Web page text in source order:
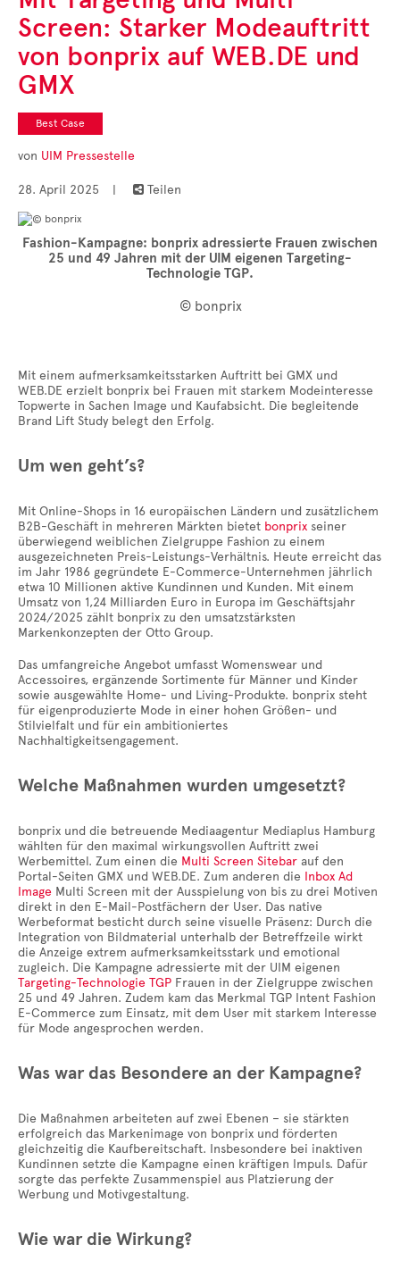
Cases
• Themen-Serien
• Kurzinterviews
Screen: Starker Modeauftritt
von bonprix auf WEB.DE und
GMX
Best Case
von UIM Pressestelle
28. April 2025 |  Teilen
Fashion-Kampagne: bonprix adressierte Frauen zwischen
25 und 49 Jahren mit der UIM eigenen Targeting-
Technologie TGP.
© bonprix
Mit einem aufmerksamkeitsstarken Auftritt bei GMX und
WEB.DE erzielt bonprix bei Frauen mit starkem Modeinteresse
Topwerte in Sachen Image und Kaufabsicht. Die begleitende
Brand Lift Study belegt den Erfolg.
Um wen geht’s?
Mit Online-Shops in 16 europäischen Ländern und zusätzlichem
B2B-Geschäft in mehreren Märkten bietet bonprix seiner
überwiegend weiblichen Zielgruppe Fashion zu einem
ausgezeichneten Preis-Leistungs-Verhältnis. Heute erreicht das
im Jahr 1986 gegründete E-Commerce-Unternehmen jährlich
etwa 10 Millionen aktive Kundinnen und Kunden. Mit einem
Umsatz von 1,24 Milliarden Euro in Europa im Geschäftsjahr
2024/2025 zählt bonprix zu den umsatzstärksten
Markenkonzepten der Otto Group.
Das umfangreiche Angebot umfasst Womenswear und
Accessoires, ergänzende Sortimente für Männer und Kinder
sowie ausgewählte Home- und Living-Produkte. bonprix steht
für eigenproduzierte Mode in einer hohen Größen- und
Stilvielfalt und für ein ambitioniertes
Nachhaltigkeitsengagement.
Welche Maßnahmen wurden umgesetzt?
bonprix und die betreuende Mediaagentur Mediaplus Hamburg
wählten für den maximal wirkungsvollen Auftritt zwei
Werbemittel. Zum einen die Multi Screen Sitebar auf den
Portal-Seiten GMX und WEB.DE. Zum anderen die Inbox Ad
Image Multi Screen mit der Ausspielung von bis zu drei Motiven
direkt in den E-Mail-Postfächern der User. Das native
Werbeformat besticht durch seine visuelle Präsenz: Durch die
Integration von Bildmaterial unterhalb der Betreffzeile wirkt
die Anzeige extrem aufmerksamkeitsstark und emotional
zugleich. Die Kampagne adressierte mit der UIM eigenen
Targeting-Technologie TGP Frauen in der Zielgruppe zwischen
25 und 49 Jahren. Zudem kam das Merkmal TGP Intent Fashion
E-Commerce zum Einsatz, mit dem User mit starkem Interesse
für Mode angesprochen werden.
Was war das Besondere an der Kampagne?
Die Maßnahmen arbeiteten auf zwei Ebenen – sie stärkten
erfolgreich das Markenimage von bonprix und förderten
gleichzeitig die Kaufbereitschaft. Insbesondere bei inaktiven
Kundinnen setzte die Kampagne einen kräftigen Impuls. Dafür
sorgte das perfekte Zusammenspiel aus Platzierung der
Werbung und Motivgestaltung.
Wie war die Wirkung?